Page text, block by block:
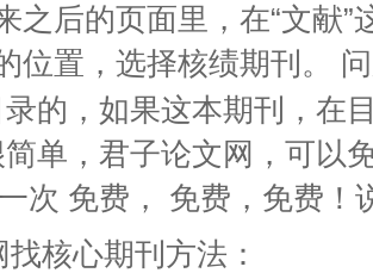
之后的页面里，在“文献”
位置，选择核绩期刊。
的，如果这本期刊，在
单，君子论文网，可以
次 免费， 免费，免费！
核心期刊方法：